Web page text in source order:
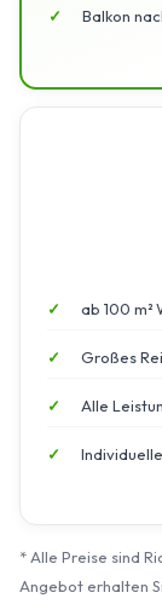
Balkon
ab 100 m²
Großes
Alle
* Alle Preise sind
Angebot erhalten